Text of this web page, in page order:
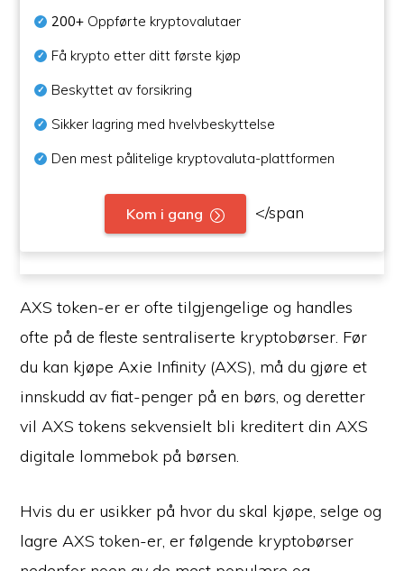
200+ Oppførte kryptovalutaer
Få krypto etter ditt første kjøp
Beskyttet av forsikring
Sikker lagring med hvelvbeskyttelse
Den mest pålitelige kryptovaluta-plattformen
Kom i gang </span
AXS token-er er ofte tilgjengelige og handles
ofte på de fleste sentraliserte kryptobørser. Før
du kan kjøpe Axie Infinity (AXS), må du gjøre et
innskudd av fiat-penger på en børs, og deretter
vil AXS tokens sekvensielt bli kreditert din AXS
digitale lommebok på børsen.
Hvis du er usikker på hvor du skal kjøpe, selge og
lagre AXS token-er, er følgende kryptobørser